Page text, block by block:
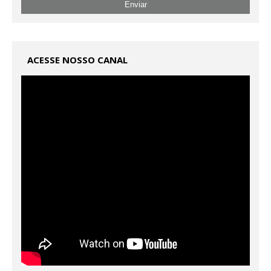
ACESSE NOSSO CANAL